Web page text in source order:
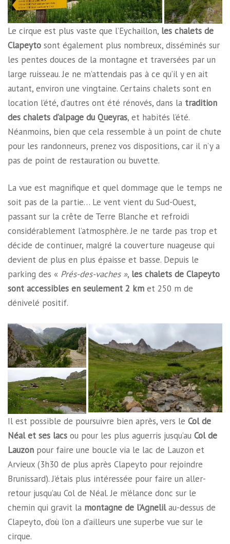
Le cirque est plus vaste que l’Eychaillon, les chalets de
Clapeyto sont également plus nombreux, disséminés sur
les pentes douces de la montagne et traversées par un
large ruisseau. Je ne m’attendais pas à ce qu’il y en ait
autant, environ une vingtaine. Certains chalets sont en
location l’été, d’autres ont été rénovés, dans la tradition
des chalets d’alpage du Queyras, et habités l’été.
Néanmoins, bien que cela ressemble à un point de chute
pour les randonneurs, prenez vos dispositions, car il n’y a
pas de point de restauration ou buvette.
La vue est magnifique et quel dommage que le temps ne
soit pas de la partie… Le vent vient du Sud-Ouest,
passant sur la crête de Terre Blanche et refroidi
considérablement l’atmosphère. Je ne tarde pas trop et
décide de continuer, malgré la couverture nuageuse qui
devient de plus en plus épaisse et basse. Depuis le
parking des « Prés-des-vaches », les chalets de Clapeyto
sont accessibles en seulement 2 km et 250 m de
dénivelé positif.
Il est possible de poursuivre bien après, vers le Col de
Néal et ses lacs ou pour les plus aguerris jusqu’au Col de
Lauzon pour faire une boucle via le lac de Lauzon et
Arvieux (3h30 de plus après Clapeyto pour rejoindre
Brunissard). J’étais plus intéressée pour faire un aller-
retour jusqu’au Col de Néal. Je m’élance donc sur le
chemin qui gravit la montagne de l’Agnelilau-dessus de
Clapeyto, d’où l’on a d’ailleurs une superbe vue sur le
cirque.